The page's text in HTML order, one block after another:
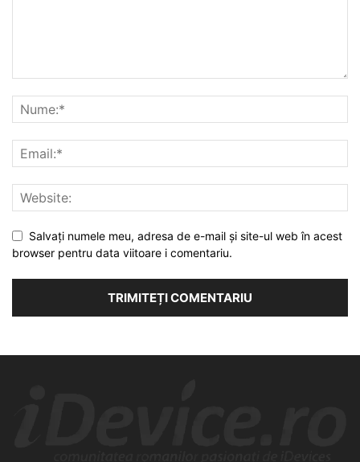
Salvați numele meu, adresa de e-mail și site-ul web în acest
browser pentru data viitoare i comentariu.